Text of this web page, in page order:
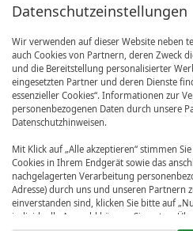
Datenschutzeinstellungen
Wir verwenden auf dieser Website neben
auch Cookies von Partnern, deren Zweck
und die Bereitstellung personalisierter
eingesetzten Partner und deren Dienste
essenzieller Cookies“. Informationen zur
personenbezogenen Daten durch unsere
Datenschutzhinweisen.
Mit Klick auf „Alle akzeptieren“ stimmen
Cookies in Ihrem Endgerät sowie das
nachgelagerten Verarbeitung
Adresse) durch uns und unseren Partnern
einverstanden sind, klicken Sie bitte auf
individuelle Auswahl können Sie unter
Suchbegriff
eingeben
IMPRESSUM
DATENSCHUTZ
DATENSCHUTZ­
EINSTELLUNGEN